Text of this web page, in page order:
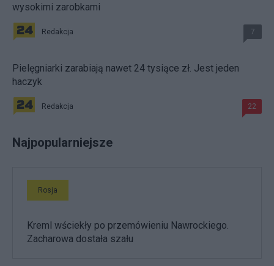
wysokimi zarobkami
Redakcja 7
Pielęgniarki zarabiają nawet 24 tysiące zł. Jest jeden
haczyk
Redakcja 22
Najpopularniejsze
Rosja
Kreml wściekły po przemówieniu Nawrockiego.
Zacharowa dostała szału